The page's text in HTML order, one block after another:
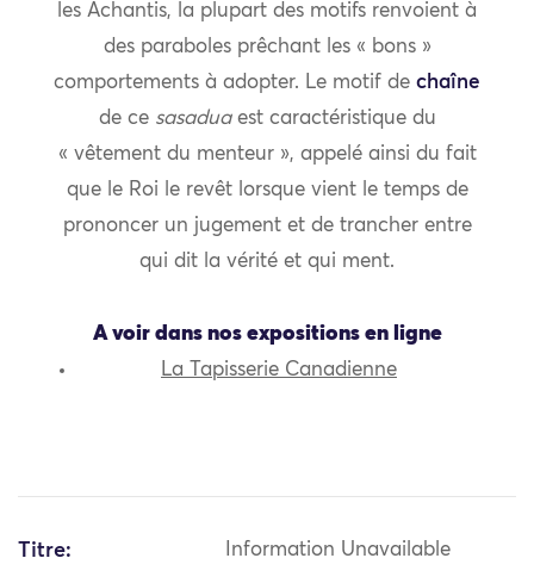
les Achantis, la plupart des motifs renvoient à
des paraboles prêchant les « bons »
comportements à adopter. Le motif de chaîne
de ce sasaduaest caractéristique du
« vêtement du menteur », appelé ainsi du fait
que le Roi le revêt lorsque vient le temps de
prononcer un jugement et de trancher entre
qui dit la vérité et qui ment.
A voir dans nos expositions en ligne
La Tapisserie Canadienne
Titre: Information Unavailable